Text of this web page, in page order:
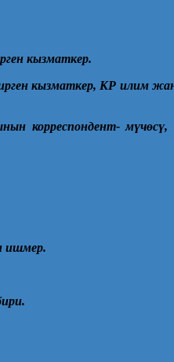
кызматкер.
кызматкер, КР илим
корреспондент- мүчөсү,
ишмер.